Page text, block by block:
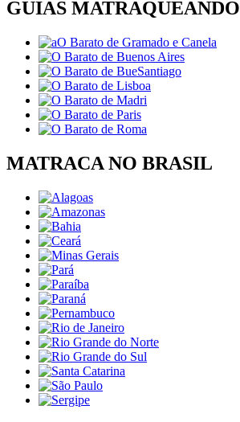
GUIAS MATRAQUEANDO
MATRACA NO BRASIL